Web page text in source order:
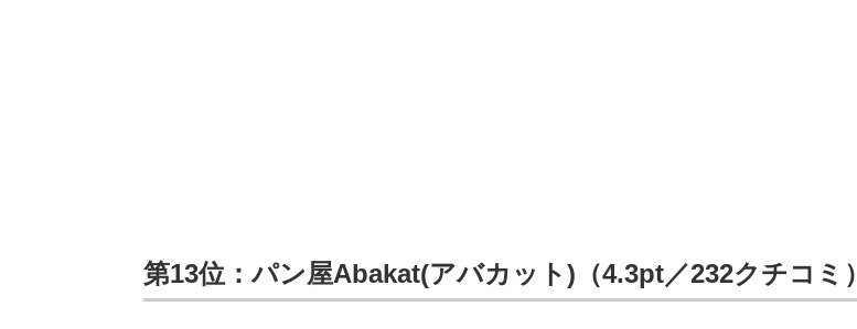
第13位：パン屋Abakat(アバカット)（4.3pt／232クチコミ）